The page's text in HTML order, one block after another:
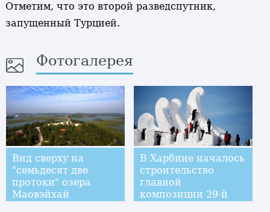
Отметим, что это второй разведспутник,
запущенный Турцией.
Фотогалерея
Вид сверху на
"семьдесят две
протоки" озера
Маовэйхай
В Харбине началось
строительство
главной
композиции 29-й